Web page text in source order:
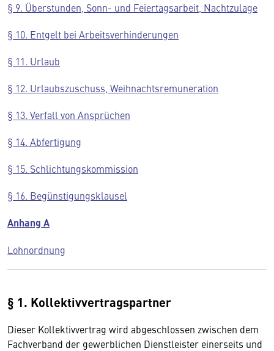
§ 9. Überstunden, Sonn- und Feiertagsarbeit, Nachtzulage
§ 10. Entgelt bei Arbeitsverhinderungen
§ 11. Urlaub
§ 12. Urlaubszuschuss, Weihnachtsremuneration
§ 13. Verfall von Ansprüchen
§ 14. Abfertigung
§ 15. Schlichtungskommission
§ 16. Begünstigungsklausel
Anhang A
Lohnordnung
§ 1. Kollektivvertragspartner
Dieser Kollektivvertrag wird abgeschlossen zwischen dem
Fachverband der gewerblichen Dienstleister einerseits und